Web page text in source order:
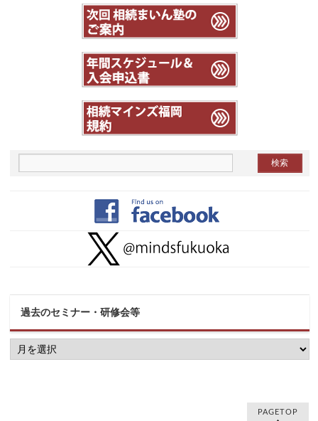
過去のセミナー・研修会等
過
去
の
PAGETOP